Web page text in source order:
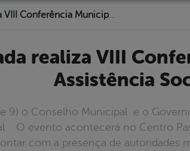
Assistência
9) o Conselho Municipal e o
O evento acontecerá no Centro
com a presença de autoridades